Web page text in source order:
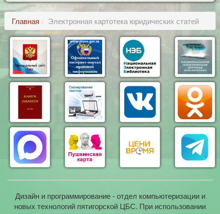
Главная Электронная картотека юридических статей
Дизайн и программирование - отдел компьютеризации и
новых технологий пятигорской ЦБС. При использовании